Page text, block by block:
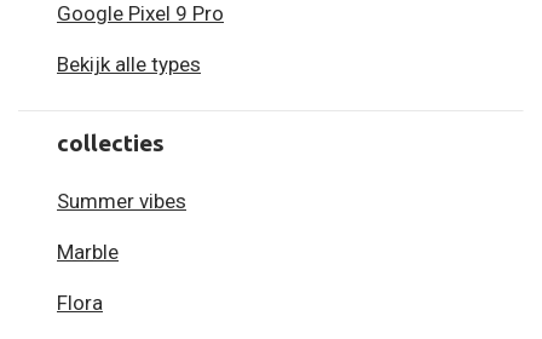
Google Pixel 9 Pro
Bekijk alle types
collecties
Summer vibes
Marble
Flora